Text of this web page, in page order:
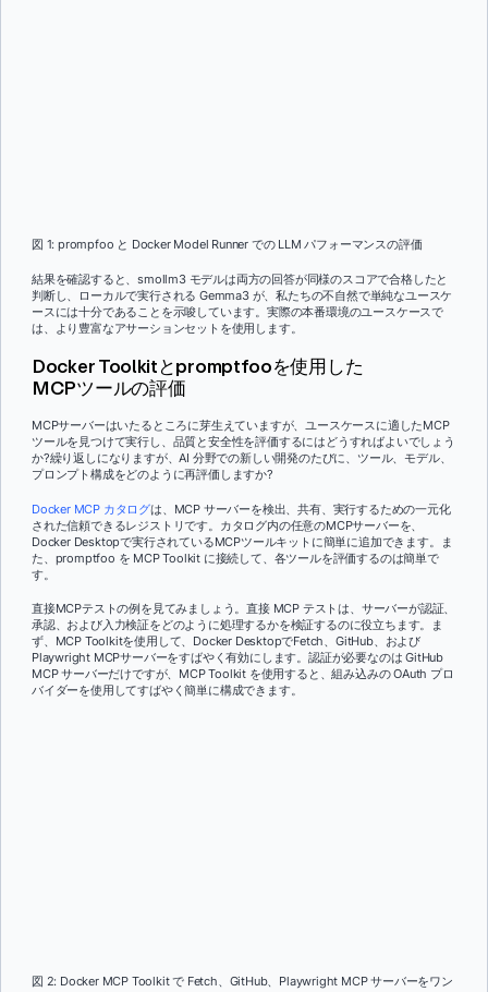
図 1: prompfoo と Docker Model Runner での LLM パフォーマンスの評価
結果を確認すると、smollm3 モデルは両方の回答が同様のスコアで合格したと
判断し、ローカルで実行される Gemma3 が、私たちの不自然で単純なユースケ
ースには十分であることを示唆しています。実際の本番環境のユースケースで
は、より豊富なアサーションセットを使用します。
Docker Toolkitとpromptfooを使用した
MCPツールの評価
MCPサーバーはいたるところに芽生えていますが、ユースケースに適したMCP
ツールを見つけて実行し、品質と安全性を評価するにはどうすればよいでしょう
か?繰り返しになりますが、AI 分野での新しい開発のたびに、ツール、モデル、
プロンプト構成をどのように再評価しますか?
Docker MCP カタログは、MCP サーバーを検出、共有、実行するための一元化
された信頼できるレジストリです。カタログ内の任意のMCPサーバーを、
Docker Desktopで実行されているMCPツールキットに簡単に追加できます。ま
た、promptfoo を MCP Toolkit に接続して、各ツールを評価するのは簡単で
す。
直接MCPテストの例を見てみましょう。直接 MCP テストは、サーバーが認証、
承認、および入力検証をどのように処理するかを検証するのに役立ちます。ま
ず、MCP Toolkitを使用して、Docker DesktopでFetch、GitHub、および
Playwright MCPサーバーをすばやく有効にします。認証が必要なのは GitHub
MCP サーバーだけですが、MCP Toolkit を使用すると、組み込みの OAuth プロ
バイダーを使用してすばやく簡単に構成できます。
図 2: Docker MCP Toolkit で Fetch、GitHub、Playwright MCP サーバーをワン